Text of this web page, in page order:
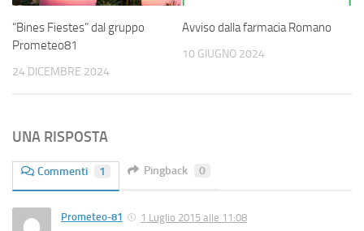
“Bines Fiestes” dal gruppo
Prometeo81
24 DICEMBRE 2024
Avviso dalla farmacia Romano
10 GIUGNO 2024
UNA RISPOSTA
Commenti 1 Pingback 0
Prometeo-81
1 Luglio 2015 alle 11:08